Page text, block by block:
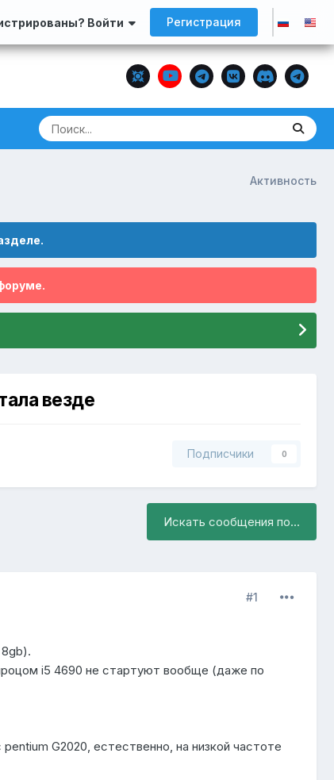
Войти Регистрация
Активность
везде
Подписчики 0
Искать сообщения по...
#1
i5 4690 не стартуют вообще (даже по
G2020, естественно, на низкой частоте